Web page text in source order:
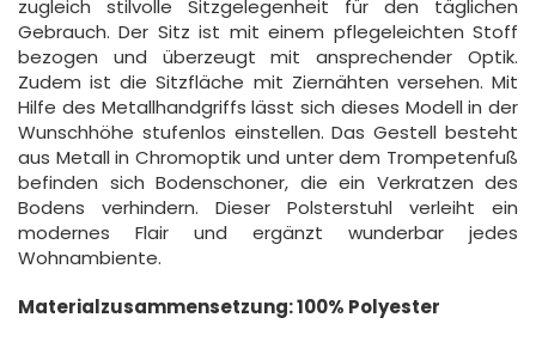
zugleich stilvolle Sitzgelegenheit für den täglichen
Gebrauch. Der Sitz ist mit einem pflegeleichten Stoff
bezogen und überzeugt mit ansprechender Optik.
Zudem ist die Sitzfläche mit Ziernähten versehen. Mit
Hilfe des Metallhandgriffs lässt sich dieses Modell in der
Wunschhöhe stufenlos einstellen. Das Gestell besteht
aus Metall in Chromoptik und unter dem Trompetenfuß
befinden sich Bodenschoner, die ein Verkratzen des
Bodens verhindern. Dieser Polsterstuhl verleiht ein
modernes Flair und ergänzt wunderbar jedes
Wohnambiente.
Materialzusammensetzung: 100% Polyester